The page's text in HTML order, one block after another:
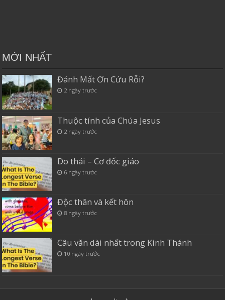
MỚI NHẤT
Đánh Mất Ơn Cứu Rỗi?
2 ngày trước
Thuộc tính của Chúa Jesus
2 ngày trước
Do thái – Cơ đốc giáo
6 ngày trước
Độc thân và kết hôn
8 ngày trước
Câu văn dài nhất trong Kinh Thánh
10 ngày trước